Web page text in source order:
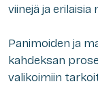
viinejä ja
Panimoiden ja
kahdeksan
valikoimiin